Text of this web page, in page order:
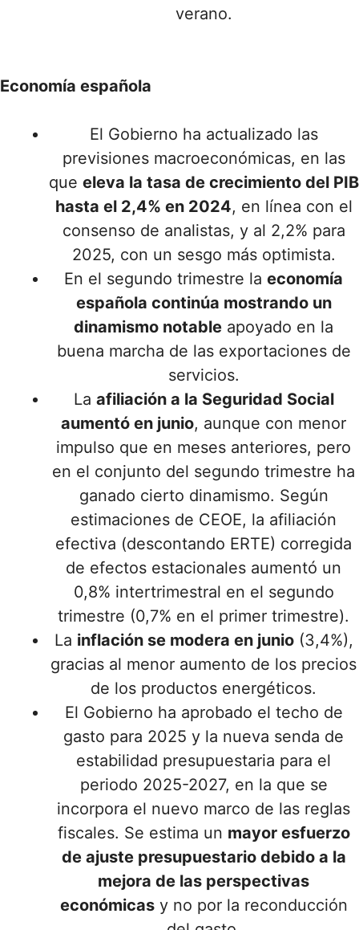
verano.
Economía española
El Gobierno ha actualizado las
previsiones macroeconómicas, en las
que eleva la tasa de crecimiento del PIB
hasta el 2,4% en 2024, en línea con el
consenso de analistas, y al 2,2% para
2025, con un sesgo más optimista.
En el segundo trimestre la economía
española continúa mostrando un
dinamismo notable apoyado en la
buena marcha de las exportaciones de
servicios.
La afiliación a la Seguridad Social
aumentó en junio, aunque con menor
impulso que en meses anteriores, pero
en el conjunto del segundo trimestre ha
ganado cierto dinamismo. Según
estimaciones de CEOE, la afiliación
efectiva (descontando ERTE) corregida
de efectos estacionales aumentó un
0,8% intertrimestral en el segundo
trimestre (0,7% en el primer trimestre).
La inflación se modera en junio(3,4%),
gracias al menor aumento de los precios
de los productos energéticos.
El Gobierno ha aprobado el techo de
gasto para 2025 y la nueva senda de
estabilidad presupuestaria para el
periodo 2025-2027, en la que se
incorpora el nuevo marco de las reglas
fiscales. Se estima un mayor esfuerzo
de ajuste presupuestario debido a la
mejora de las perspectivas
económicasy no por la reconducción